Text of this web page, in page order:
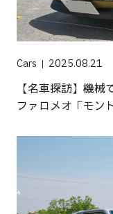
Cars 2025.08.21
【名車探訪】機
ファロメオ「モン